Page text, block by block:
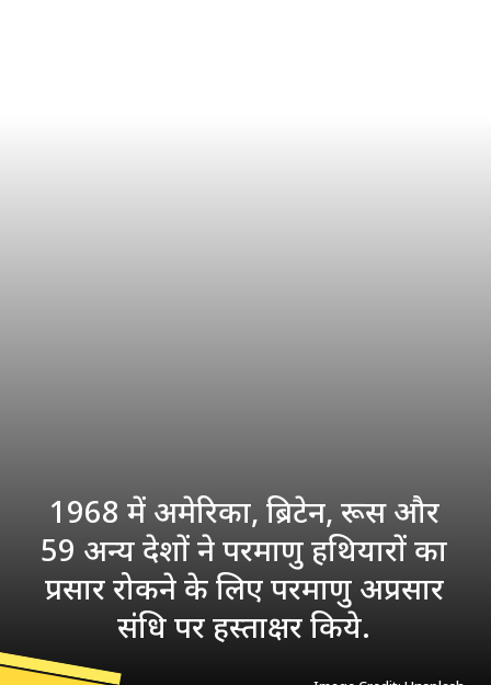
1968 में अमेरिका, ब्रिटेन, रूस और
59 अन्य देशों ने परमाणु हथियारों का
प्रसार रोकने के लिए परमाणु अप्रसार
संधि पर हस्ताक्षर किये.